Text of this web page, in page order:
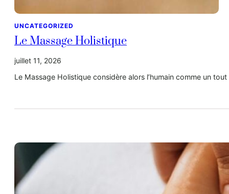
UNCATEGORIZED
Le Massage Holistique
juillet 11, 2026
Le Massage Holistique considère alors l’humain comme un